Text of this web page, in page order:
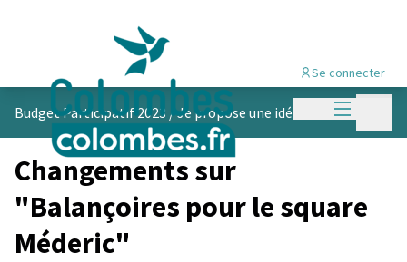
Menu
Se connecter
Budget Participatif 2023 /Je propose une idée
Changements sur
"Balançoires pour le square
Méderic"